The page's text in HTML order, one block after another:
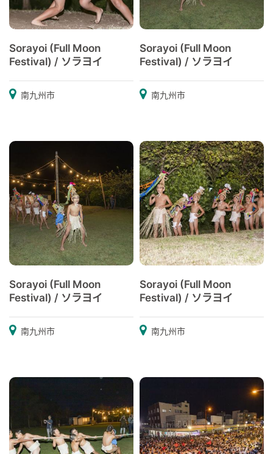
Sorayoi (Full Moon
Festival) / ソラヨイ
南九州市
Sorayoi (Full Moon
Festival) / ソラヨイ
南九州市
Sorayoi (Full Moon
Festival) / ソラヨイ
南九州市
Sorayoi (Full Moon
Festival) / ソラヨイ
南九州市